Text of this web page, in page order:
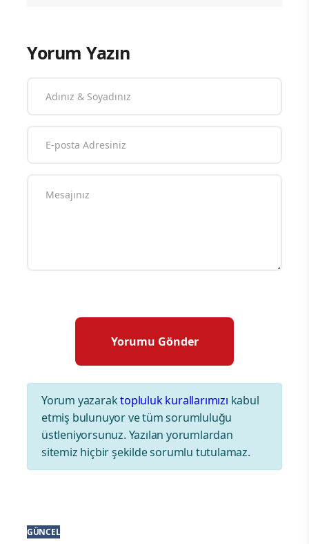
Yorum Yazın
Yorum yazaraktopluluk kurallarımızı kabul
etmiş bulunuyor ve tüm sorumluluğu
üstleniyorsunuz. Yazılan yorumlardan
sitemiz hiçbir şekilde sorumlu tutulamaz.
GÜNCEL